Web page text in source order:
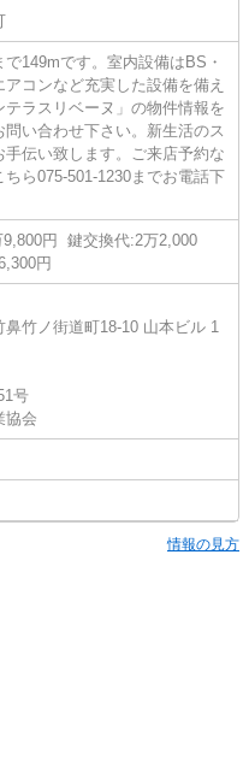
149mです。室内設備はBS・
コンなど充実した設備を備え
ラスリベーヌ」の物件情報を
い合わせ下さい。新生活のス
手伝い致します。ご来店予約な
ら075-501-1230までお電話下
9,800円 鍵交換代:2万2,000
円
竹ノ街道町18-10 山本ビル 1
号
協会
情報の見方